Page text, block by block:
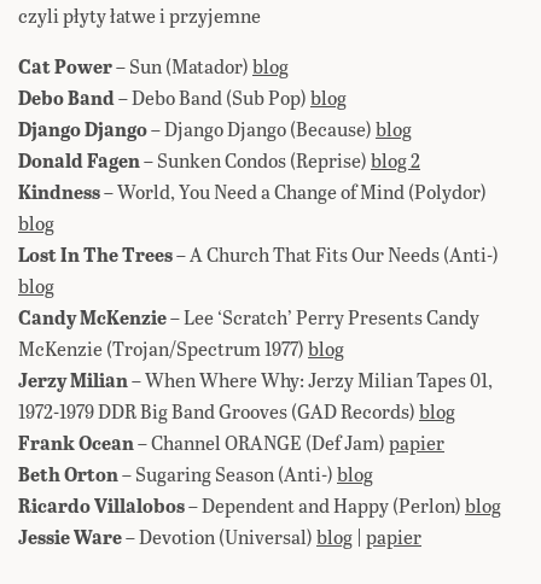
czyli płyty łatwe i przyjemne
Cat Power– Sun (Matador)blog
Debo Band– Debo Band (Sub Pop)blog
Django Django– Django Django (Because)blog
Donald Fagen– Sunken Condos (Reprise)blog 2
Kindness– World, You Need a Change of Mind (Polydor)
blog
Lost In The Trees– A Church That Fits Our Needs (Anti-)
blog
Candy McKenzie– Lee ‘Scratch’ Perry Presents Candy
McKenzie (Trojan/Spectrum 1977)blog
Jerzy Milian– When Where Why: Jerzy Milian Tapes 01,
1972-1979 DDR Big Band Grooves (GAD Records)blog
Frank Ocean– Channel ORANGE (Def Jam)papier
Beth Orton– Sugaring Season (Anti-)blog
Ricardo Villalobos– Dependent and Happy (Perlon)blog
Jessie Ware– Devotion (Universal)blog | papier